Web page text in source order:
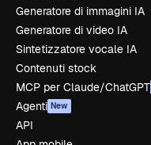
Generatore di immagini IA
Generatore di video IA
Sintetizzatore vocale IA
Contenuti stock
MCP per Claude/ChatGPT
Agenti New
API